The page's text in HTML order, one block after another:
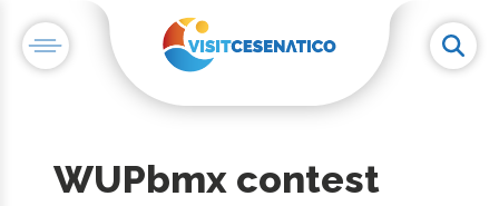
WUPbmx contest